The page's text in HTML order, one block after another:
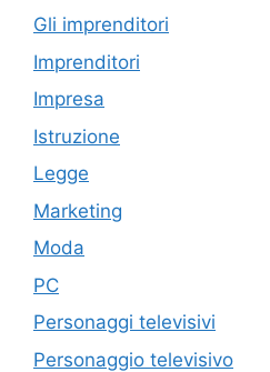
Gli imprenditori
Imprenditori
Impresa
Istruzione
Legge
Marketing
Moda
PC
Personaggi televisivi
Personaggio televisivo